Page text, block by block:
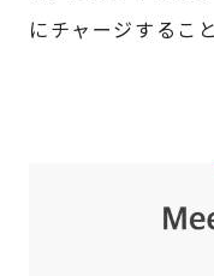
にチャージするこ